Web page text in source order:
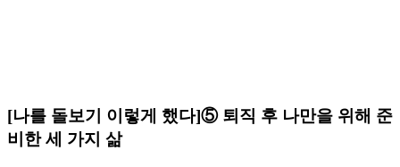
[나를 돌보기 이렇게 했다]⑤ 퇴직 후 나만을 위해 준
비한 세 가지 삶